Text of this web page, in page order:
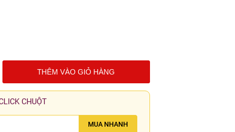
THÊM VÀO GIỎ HÀNG
CHUỘT
MUA NHANH